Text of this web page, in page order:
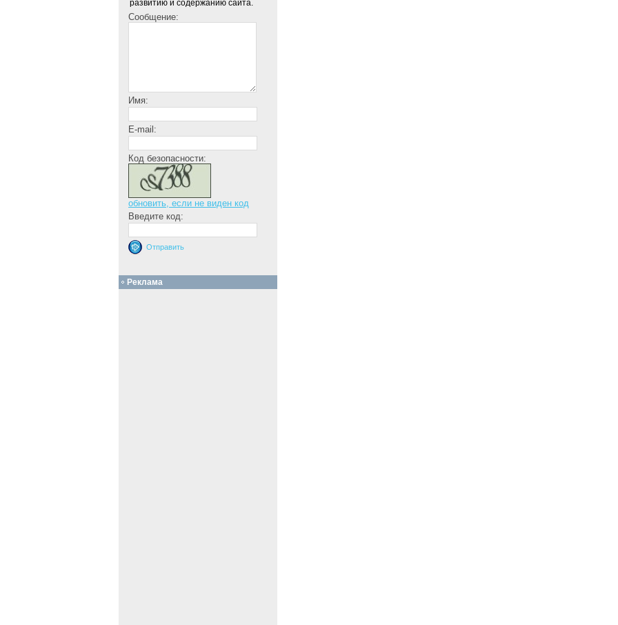
развитию и содержанию сайта.
Сообщение:
Имя:
E-mail:
Код безопасности:
обновить, если не виден код
Введите код:
Реклама